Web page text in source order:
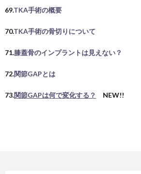
69.TKA手術の概要
70.TKA手術の骨切りについて
71.膝蓋骨のインプラントは見えない？
72.関節GAPとは
73.関節GAPは何で変化する？ NEW!!